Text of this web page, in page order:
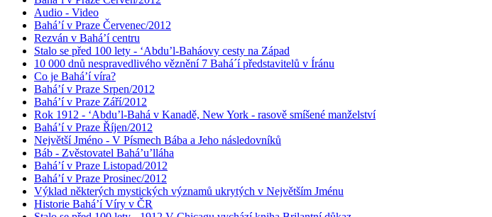
Audio - Video
Bahá’í v Praze Červenec/2012
Rezván v Bahá’í centru
Stalo se před 100 lety - ‘Abdu’l-Baháovy cesty na Západ
10 000 dnů nespravedlivého věznění 7 Bahá´í představitelů v Íránu
Co je Bahá’í víra?
Bahá’í v Praze Srpen/2012
Bahá’í v Praze Září/2012
Rok 1912 - ‘Abdu’l-Bahá v Kanadě, New York - rasově smíšené manželství
Bahá’í v Praze Říjen/2012
Největší Jméno - V Písmech Bába a Jeho následovníků
Báb - Zvěstovatel Bahá’u’lláha
Bahá’í v Praze Listopad/2012
Bahá’í v Praze Prosinec/2012
Výklad některých mystických významů ukrytých v Největším Jménu
Historie Bahá’í Víry v ČR